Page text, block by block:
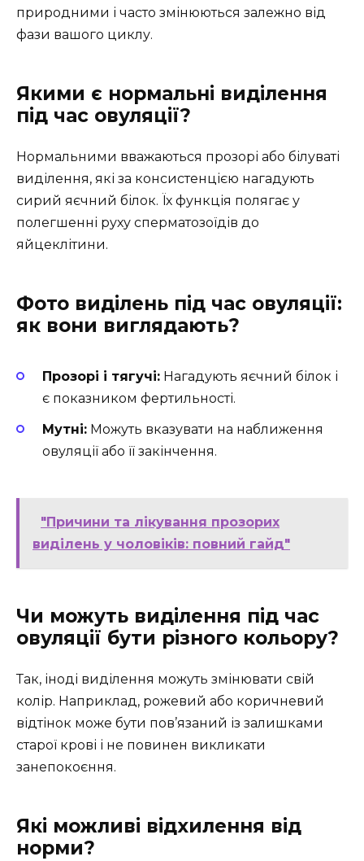
природними і часто змінюються залежно від
фази вашого циклу.
Якими є нормальні виділення
під час овуляції?
Нормальними вважаються прозорі або білуваті
виділення, які за консистенцією нагадують
сирий яєчний білок. Їх функція полягає у
полегшенні руху сперматозоїдів до
яйцеклітини.
Фото виділень під час овуляції:
як вони виглядають?
Прозорі і тягучі: Нагадують яєчний білок і
є показником фертильності.
Мутні: Можуть вказувати на наближення
овуляції або її закінчення.
"Причини та лікування прозорих
виділень у чоловіків: повний гайд"
Чи можуть виділення під час
овуляції бути різного кольору?
Так, іноді виділення можуть змінювати свій
колір. Наприклад, рожевий або коричневий
відтінок може бути пов’язаний із залишками
старої крові і не повинен викликати
занепокоєння.
Які можливі відхилення від
норми?